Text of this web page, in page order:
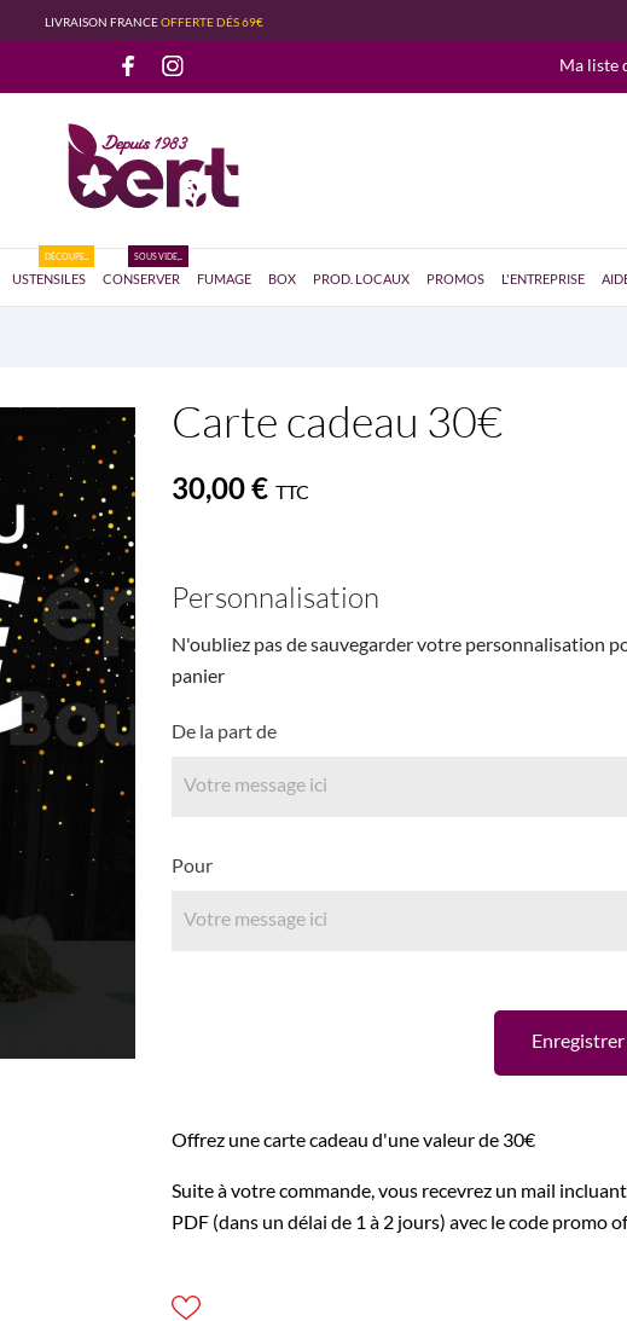
LIVRAISON FRANCEOFFERTE DÉS 69€
Ma liste
USTENSILES
DÉCOUPE...
CONSERVER
SOUS VIDE,...
FUMAGE BOX PROD. LOCAUX PROMOS L'ENTREPRISE
Carte cadeau 30€
30,00 € TTC
Personnalisation
N'oubliez pas de sauvegarder votre personnalisation
panier
De la part de
Pour
Offrez une carte cadeau d'une valeur de 30€
Suite à votre commande, vous recevrez un mail
PDF (dans un délai de 1 à 2 jours) avec le code promo